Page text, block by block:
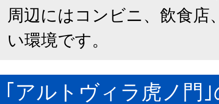
周辺にはコンビニ、飲食店
い環境です。
｢アルトヴィラ虎ノ門